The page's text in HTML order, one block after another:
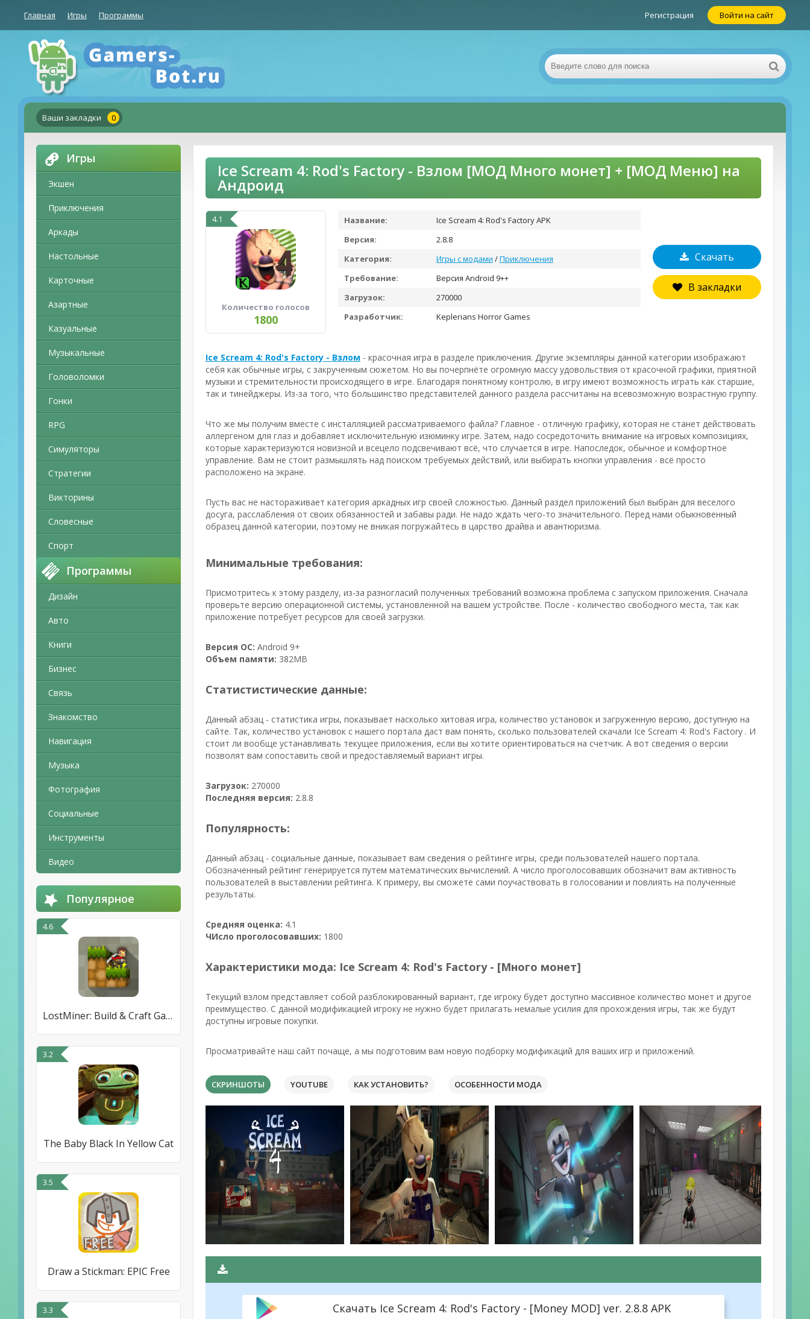
Главная Игры Программы Регистрация Войти на сайт
Ваши закладки 0
Игры
Экшен
Приключения
Аркады
Настольные
Карточные
Азартные
Казуальные
Музыкальные
Головоломки
Гонки
RPG
Симуляторы
Стратегии
Викторины
Словесные
Спорт
Программы
Дизайн
Авто
Книги
Бизнес
Связь
Знакомство
Навигация
Музыка
Фотография
Социальные
Инструменты
Видео
Популярное
4.6
LostMiner: Build & Craft Game
3.2
The Baby Black In Yellow Cat
3.5
Draw a Stickman: EPIC Free
3.3
Ice Scream 4: Rod's Factory - Взлом [МОД Много монет] + [МОД Меню] на
Андроид
4.1
Количество голосов
1800
Скачать
В закладки
Название:
Ice Scream 4: Rod's Factory APK
Версия:
2.8.8
Категория:
Игры с модами /Приключения
Требование:
Версия Android 9++
Загрузок:
270000
Разработчик:
Keplerians Horror Games
Ice Scream 4: Rod's Factory - Взлом - красочная игра в разделе приключения. Другие экземпляры данной категории изображают
себя как обычные игры, с закрученным сюжетом. Но вы почерпнёте огромную массу удовольствия от красочной графики, приятной
музыки и стремительности происходящего в игре. Благодаря понятному контролю, в игру имеют возможность играть как старшие,
так и тинейджеры. Из-за того, что большинство представителей данного раздела рассчитаны на всевозможную возрастную группу.
Что же мы получим вместе с инсталляцией рассматриваемого файла? Главное - отличную графику, которая не станет действовать
аллергеном для глаз и добавляет исключительную изюминку игре. Затем, надо сосредоточить внимание на игровых композициях,
которые характеризуются новизной и всецело подсвечивают всё, что случается в игре. Напоследок, обычное и комфортное
управление. Вам не стоит размышлять над поиском требуемых действий, или выбирать кнопки управления - всё просто
расположено на экране.
Пусть вас не настораживает категория аркадных игр своей сложностью. Данный раздел приложений был выбран для веселого
досуга, расслабления от своих обязанностей и забавы ради. Не надо ждать чего-то значительного. Перед нами обыкновенный
образец данной категории, поэтому не вникая погружайтесь в царство драйва и авантюризма.
Минимальные требования:
Присмотритесь к этому разделу, из-за разногласий полученных требований возможна проблема с запуском приложения. Сначала
проверьте версию операционной системы, установленной на вашем устройстве. После - количество свободного места, так как
приложение потребует ресурсов для своей загрузки.
Версия ОС: Android 9+
Объем памяти: 382MB
Статистистические данные:
Данный абзац - статистика игры, показывает насколько хитовая игра, количество установок и загруженную версию, доступную на
сайте. Так, количество установок с нашего портала даст вам понять, сколько пользователей скачали Ice Scream 4: Rod's Factory . И
стоит ли вообще устанавливать текущее приложения, если вы хотите ориентироваться на счетчик. А вот сведения о версии
позволят вам сопоставить свой и предоставляемый вариант игры.
Загрузок: 270000
Последняя версия: 2.8.8
Популярность:
Данный абзац - социальные данные, показывает вам сведения о рейтинге игры, среди пользователей нашего портала.
Обозначенный рейтинг генерируется путем математических вычислений. А число проголосовавших обозначит вам активность
пользователей в выставлении рейтинга. К примеру, вы сможете сами поучаствовать в голосовании и повлиять на полученные
результаты.
Средняя оценка: 4.1
ЧИсло проголосовавших: 1800
Характеристики мода: Ice Scream 4: Rod's Factory - [Много монет]
Текущий взлом представляет собой разблокированный вариант, где игроку будет доступно массивное количество монет и другое
преимущество. С данной модификацией игроку не нужно будет прилагать немалые усилия для прохождения игры, так же будут
доступны игровые покупки.
Просматривайте наш сайт почаще, а мы подготовим вам новую подборку модификаций для ваших игр и приложений.
СКРИНШОТЫ YOUTUBE КАК УСТАНОВИТЬ? ОСОБЕННОСТИ МОДА
Скачать Ice Scream 4: Rod's Factory - [Money MOD] ver. 2.8.8 APK